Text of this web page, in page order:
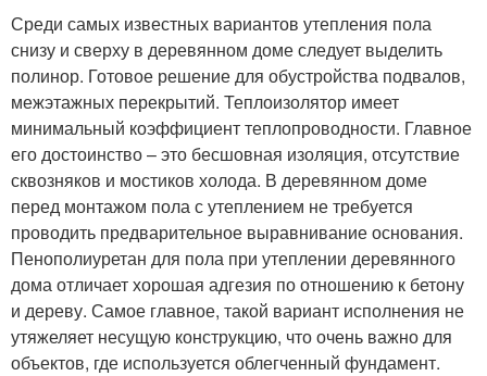
Среди самых известных вариантов утепления пола
снизу и сверху в деревянном доме следует выделить
полинор. Готовое решение для обустройства подвалов,
межэтажных перекрытий. Теплоизолятор имеет
минимальный коэффициент теплопроводности. Главное
его достоинство – это бесшовная изоляция, отсутствие
сквозняков и мостиков холода. В деревянном доме
перед монтажом пола с утеплением не требуется
проводить предварительное выравнивание основания.
Пенополиуретан для пола при утеплении деревянного
дома отличает хорошая адгезия по отношению к бетону
и дереву. Самое главное, такой вариант исполнения не
утяжеляет несущую конструкцию, что очень важно для
объектов, где используется облегченный фундамент.